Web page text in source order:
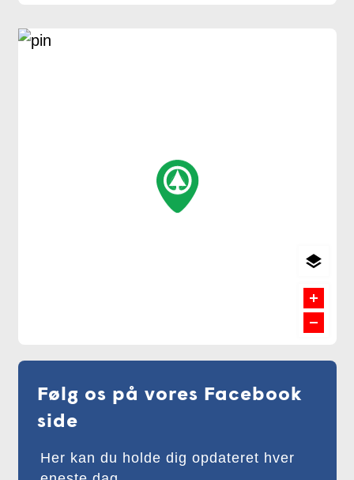
Følg os på vores Facebook
side
Her kan du holde dig opdateret hver